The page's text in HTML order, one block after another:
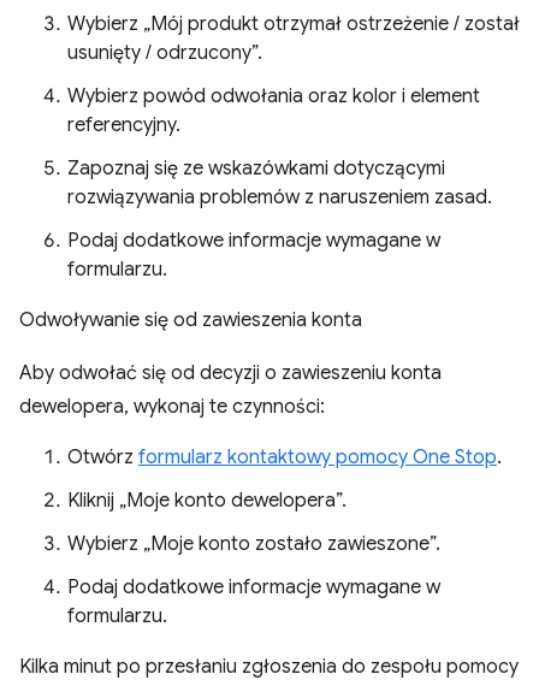
Wybierz „Mój produkt otrzymał ostrzeżenie / został
usunięty / odrzucony”.
Wybierz powód odwołania oraz kolor i element
referencyjny.
Zapoznaj się ze wskazówkami dotyczącymi
rozwiązywania problemów z naruszeniem zasad.
Podaj dodatkowe informacje wymagane w
formularzu.
Odwoływanie się od zawieszenia konta
Aby odwołać się od decyzji o zawieszeniu konta
dewelopera, wykonaj te czynności:
Otwórz formularz kontaktowy pomocy One Stop.
Kliknij „Moje konto dewelopera”.
Wybierz „Moje konto zostało zawieszone”.
Podaj dodatkowe informacje wymagane w
formularzu.
Kilka minut po przesłaniu zgłoszenia do zespołu pomocy